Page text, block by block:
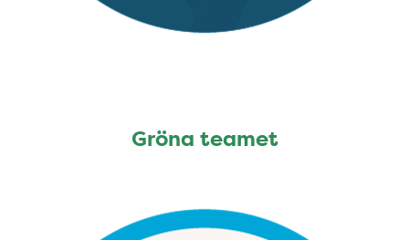
Gröna teametGröna teamet